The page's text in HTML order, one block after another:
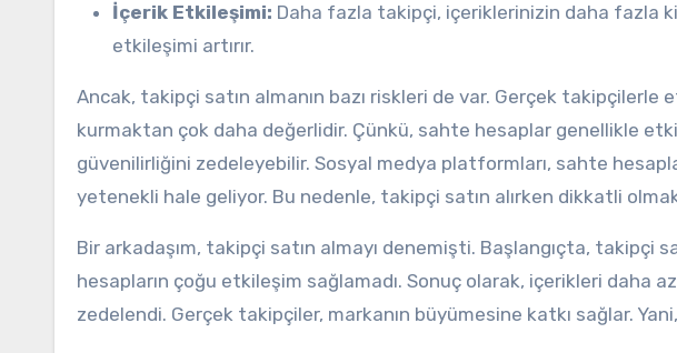
İçerik Etkileşimi: Daha fazla takipçi, içeriklerinizin daha fazla
etkileşimi artırır.
Ancak, takipçi satın almanın bazı riskleri de var. Gerçek
kurmaktan çok daha değerlidir. Çünkü, sahte hesaplar genellikle
güvenilirliğini zedeleyebilir. Sosyal medya platformları, sahte
yetenekli hale geliyor. Bu nedenle, takipçi satın alırken dikkatli
Bir arkadaşım, takipçi satın almayı denemişti. Başlangıçta, takipçi
hesapların çoğu etkileşim sağlamadı. Sonuç olarak, içerikleri daha
zedelendi. Gerçek takipçiler, markanın büyümesine katkı sağlar.